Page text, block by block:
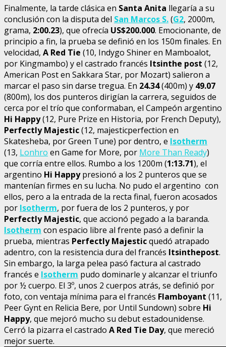
Finalmente, la tarde clásica en Santa Anita llegaría a su
conclusión con la disputa del San Marcos S.(G2, 2000m,
grama, 2:00.23), que ofrecía US$200.000. Emocionante, de
principio a fin, la prueba se definió en los 150m finales. En
velocidad, A Red Tie (10, Indygo Shiner en Mamboalot,
por Kingmambo) y el castrado francés Itsinthe post (12,
American Post en Sakkara Star, por Mozart) salieron a
marcar el paso sin darse tregua. En 24.34(400m) y 49.07
(800m), los dos punteros dirigían la carrera, seguidos de
cerca por el trío que conformaban, el Campeón argentino
Hi Happy(12, Pure Prize en Historia, por French Deputy),
Perfectly Majestic(12, majesticperfection en
Skatesheba, por Green Tune) por dentro, e Isotherm
(13, Lonhro en Game for More, por More Than Ready)
que corría entre ellos. Rumbo a los 1200m (1:13.71), el
argentino Hi Happypresionó a los 2 punteros que se
mantenían firmes en su lucha. No pudo el argentino con
ellos, pero a la entrada de la recta final, fueron acosados
por Isotherm, por fuera de los 2 punteros, y por
Perfectly Majestic, que accionó pegado a la baranda.
Isotherm con espacio libre al frente pasó a definir la
prueba, mientras Perfectly Majesticquedó atrapado
adentro, con la resistencia dura del francés Itsinthepost.
Sin embargo, la larga pelea pasó factura al castrado
francés e Isotherm pudo dominarle y alcanzar el triunfo
por ½ cuerpo. El 3º, unos 2 cuerpos atrás, se definió por
foto, con ventaja mínima para el francés Flamboyant (11,
Peer Gynt en Relicia Bere, por Until Sundown) sobre Hi
Happy, que mejoró mucho su debut estadounidense.
Cerró la pizarra el castrado A Red Tie Day, que mereció
mejor suerte.